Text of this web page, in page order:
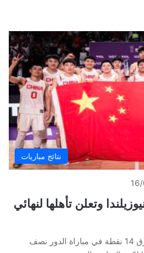
نتائج مباريات
وتعلن تأهلها لنهائي
انتصرت الصين على نيوزيلندا بفارق 14 نقطة في مباراة الدور نصف